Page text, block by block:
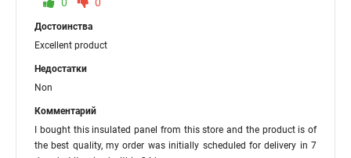
Достоинства
Excellent product
Недостатки
Non
Комментарий
I bought this insulated panel from this store and the product is of
the best quality, my order was initially scheduled for delivery in 7